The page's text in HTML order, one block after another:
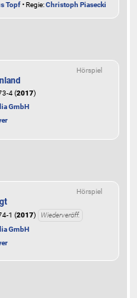
Topf• Regie:Christoph Piasecki
Hörspiel
4 (2017)
GmbH
Hörspiel
1 (2017)
Wiederveröff.
GmbH